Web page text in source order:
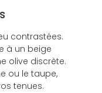
contrastées.
à un beige
olive discrète.
ou le taupe,
tenues.